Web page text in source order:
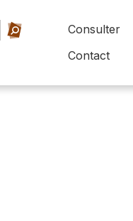
Consulter
Contact